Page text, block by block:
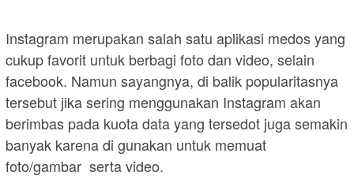
Instagram merupakan salah satu aplikasi medos yang
cukup favorit untuk berbagi foto dan video, selain
facebook. Namun sayangnya, di balik popularitasnya
tersebut jika sering menggunakan Instagram akan
berimbas pada kuota data yang tersedot juga semakin
banyak karena di gunakan untuk memuat
foto/gambar serta video.